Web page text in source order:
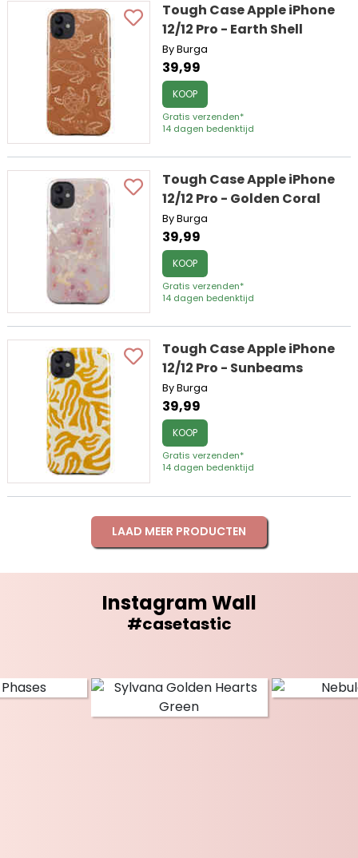
Tough Case Apple iPhone
12/12 Pro - Earth Shell
By Burga
39,99
KOOP
Gratis verzenden*
14 dagen bedenktijd
Tough Case Apple iPhone
12/12 Pro - Golden Coral
By Burga
39,99
KOOP
Gratis verzenden*
14 dagen bedenktijd
Tough Case Apple iPhone
12/12 Pro - Sunbeams
By Burga
39,99
KOOP
Gratis verzenden*
14 dagen bedenktijd
LAAD MEER PRODUCTEN
Instagram Wall
#casetastic